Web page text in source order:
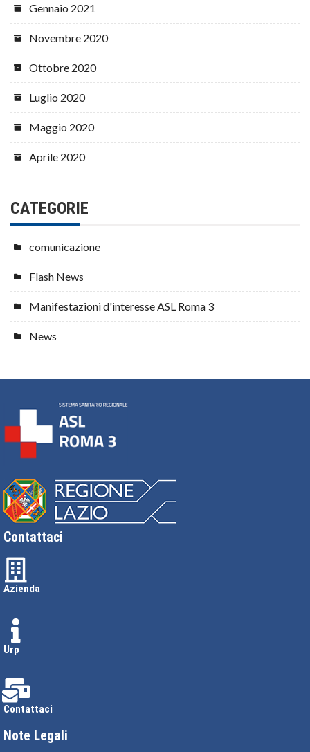
Gennaio 2021
Novembre 2020
Ottobre 2020
Luglio 2020
Maggio 2020
Aprile 2020
CATEGORIE
comunicazione
Flash News
Manifestazioni d'interesse ASL Roma 3
News
Contattaci
Azienda
Urp
Contattaci
Note Legali